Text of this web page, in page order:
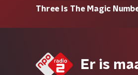
Three Is The Magic
Er is